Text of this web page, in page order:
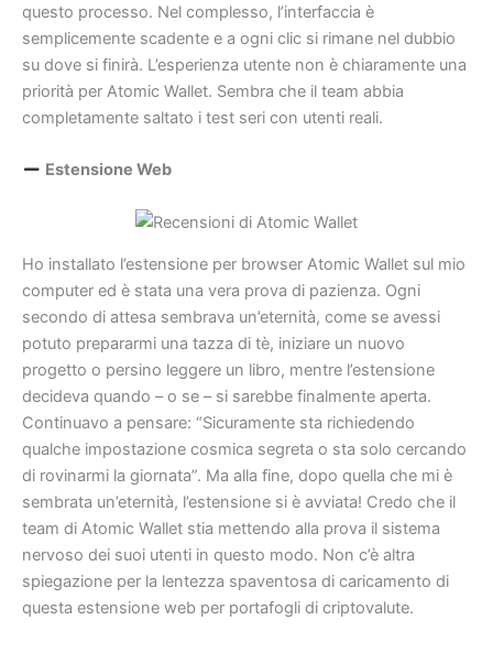
questo processo. Nel complesso, l’interfaccia è
semplicemente scadente e a ogni clic si rimane nel dubbio
su dove si finirà. L’esperienza utente non è chiaramente una
priorità per Atomic Wallet. Sembra che il team abbia
completamente saltato i test seri con utenti reali.
Estensione Web
Ho installato l’estensione per browser Atomic Wallet sul mio
computer ed è stata una vera prova di pazienza. Ogni
secondo di attesa sembrava un’eternità, come se avessi
potuto prepararmi una tazza di tè, iniziare un nuovo
progetto o persino leggere un libro, mentre l’estensione
decideva quando – o se – si sarebbe finalmente aperta.
Continuavo a pensare: “Sicuramente sta richiedendo
qualche impostazione cosmica segreta o sta solo cercando
di rovinarmi la giornata”. Ma alla fine, dopo quella che mi è
sembrata un’eternità, l’estensione si è avviata! Credo che il
team di Atomic Wallet stia mettendo alla prova il sistema
nervoso dei suoi utenti in questo modo. Non c’è altra
spiegazione per la lentezza spaventosa di caricamento di
questa estensione web per portafogli di criptovalute.